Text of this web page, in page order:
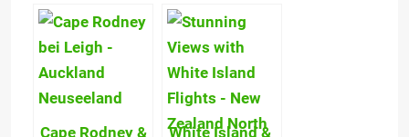
Wunderschöne
Strände,
Schwimmen
mit Delphinen,
Kajak fahren,
Ort, um die
Seele auf der
Nordinsel
baumeln zu
lassen!
Cape Rodney &
White Island &